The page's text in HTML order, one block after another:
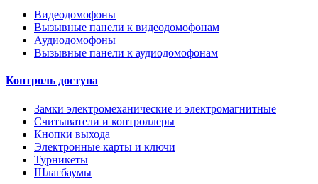
Видеодомофоны
Вызывные панели к видеодомофонам
Аудиодомофоны
Вызывные панели к аудиодомофонам
Контроль доступа
Замки электромеханические и электромагнитные
Считыватели и контроллеры
Кнопки выхода
Электронные карты и ключи
Турникеты
Шлагбаумы